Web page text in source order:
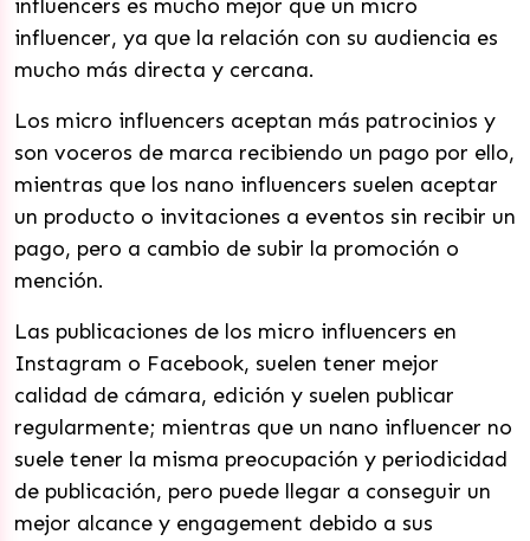
influencers es mucho mejor que un micro
influencer, ya que la relación con su audiencia es
mucho más directa y cercana.
Los micro influencers aceptan más patrocinios y
son voceros de marca recibiendo un pago por ello,
mientras que los nano influencers suelen aceptar
un producto o invitaciones a eventos sin recibir un
pago, pero a cambio de subir la promoción o
mención.
Las publicaciones de los micro influencers en
Instagram o Facebook, suelen tener mejor
calidad de cámara, edición y suelen publicar
regularmente; mientras que un nano influencer no
suele tener la misma preocupación y periodicidad
de publicación, pero puede llegar a conseguir un
mejor alcance y engagement debido a sus